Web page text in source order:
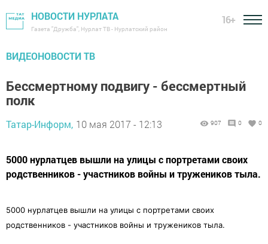
НОВОСТИ НУРЛАТА
Газета "Дружба", Нурлат ТВ - Нурлатский район
16+
ВИДЕОНОВОСТИ ТВ
Бессмертному подвигу - бессмертный
полк
Татар-Информ, 10 мая 2017 - 12:13 907 0 0
5000 нурлатцев вышли на улицы с портретами своих
родственников - участников войны и тружеников тыла.
5000 нурлатцев вышли на улицы с портретами своих
родственников - участников войны и тружеников тыла.